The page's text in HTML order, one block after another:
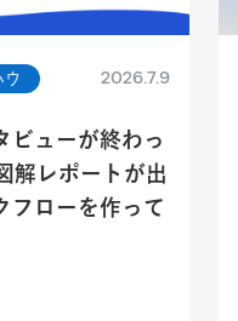
ウ 2026.7.9
ビューが終わっ
解レポートが出
フローを作って